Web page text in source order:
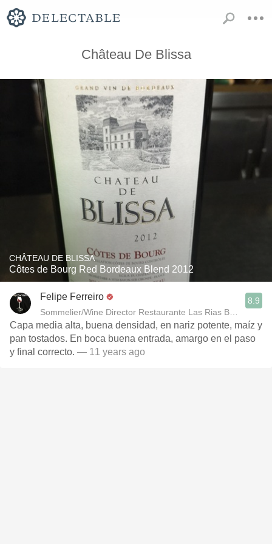
Château De Blissa
CHÂTEAU DE BLISSA
Côtes de Bourg Red Bordeaux Blend 2012
Felipe Ferreiro
Sommelier/Wine Director Restaurante Las Rias Bajas
8.9
Capa media alta, buena densidad, en nariz potente, maíz y
pan tostados. En boca buena entrada, amargo en el paso
y final correcto. — 11 years ago